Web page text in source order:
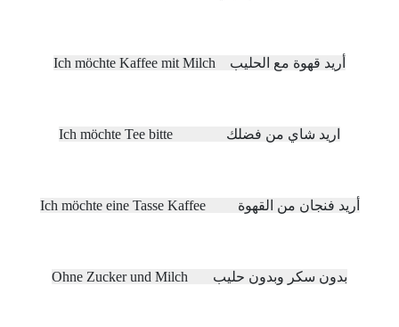
Ich möchte Kaffee mit Milch أريد قهوة مع الحليب
Ich möchte Tee bitte اريد شاي من فضلك
Ich möchte eine Tasse Kaffee أريد فنجان من القهوة
Ohne Zucker und Milch بدون سكر وبدون حليب